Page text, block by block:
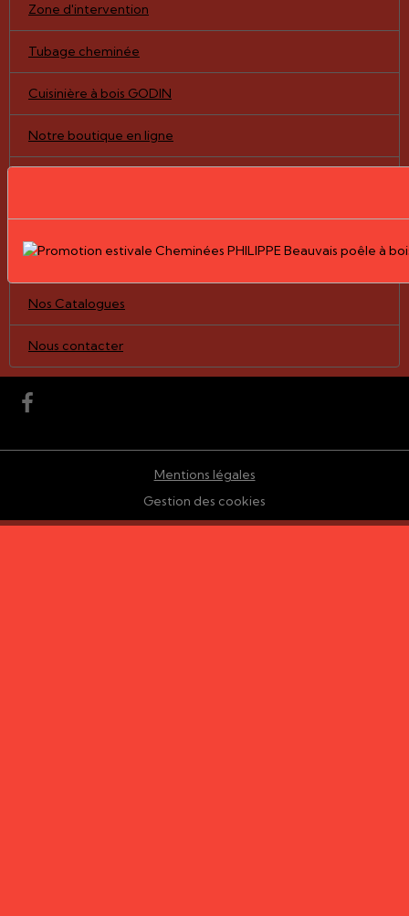
Zone d'intervention
Tubage cheminée
Cuisinière à bois GODIN
Notre boutique en ligne
Nos Réalisations
Le Groupe PHILIPPE
Nos Catalogues
Nous contacter
Mentions légales
Gestion des cookies